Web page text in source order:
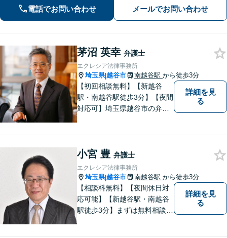
【地域密着型の事務所】【休日・夜間
面談可能】
電話でお問い合わせ メールでお問い合わせ
茅沼 英幸 弁護士
エクレシア法律事務所
埼玉県|越谷市 南越谷駅 から徒歩3分
【初回相談無料】【新越谷
駅・南越谷駅徒歩3分】【夜間
対応可】埼玉県越谷市の弁護
詳細を見
る
小宮 豊 弁護士
エクレシア法律事務所
埼玉県|越谷市 南越谷駅 から徒歩3分
【相談料無料】【夜間休日対
応可能】【新越谷駅・南越谷
駅徒歩3分】まずは無料相談
詳細を見
る